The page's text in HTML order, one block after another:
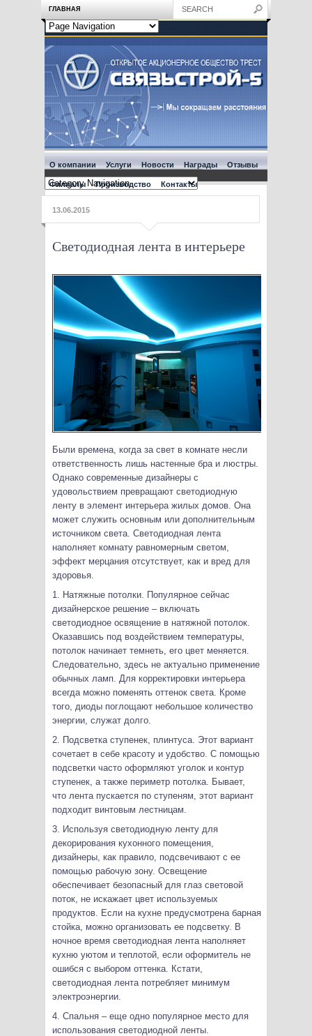
ГЛАВНАЯ
О компании Услуги Новости Награды Отзывы
Филиалы Производство Контакты
13.06.2015
Светодиодная лента в интерьере
Были времена, когда за свет в комнате несли
ответственность лишь настенные бра и люстры.
Однако современные дизайнеры с
удовольствием превращают светодиодную
ленту в элемент интерьера жилых домов. Она
может служить основным или дополнительным
источником света. Светодиодная лента
наполняет комнату равномерным светом,
эффект мерцания отсутствует, как и вред для
здоровья.
1. Натяжные потолки. Популярное сейчас
дизайнерское решение – включать
светодиодное освящение в натяжной потолок.
Оказавшись под воздействием температуры,
потолок начинает темнеть, его цвет меняется.
Следовательно, здесь не актуально применение
обычных ламп. Для корректировки интерьера
всегда можно поменять оттенок света. Кроме
того, диоды поглощают небольшое количество
энергии, служат долго.
2. Подсветка ступенек, плинтуса. Этот вариант
сочетает в себе красоту и удобство. С помощью
подсветки часто оформляют уголок и контур
ступенек, а также периметр потолка. Бывает,
что лента пускается по ступеням, этот вариант
подходит винтовым лестницам.
3. Используя светодиодную ленту для
декорирования кухонного помещения,
дизайнеры, как правило, подсвечивают с ее
помощью рабочую зону. Освещение
обеспечивает безопасный для глаз световой
поток, не искажает цвет используемых
продуктов. Если на кухне предусмотрена барная
стойка, можно организовать ее подсветку. В
ночное время светодиодная лента наполняет
кухню уютом и теплотой, если оформитель не
ошибся с выбором оттенка. Кстати,
светодиодная лента потребляет минимум
электроэнергии.
4. Спальня – еще одно популярное место для
использования светодиодной ленты.